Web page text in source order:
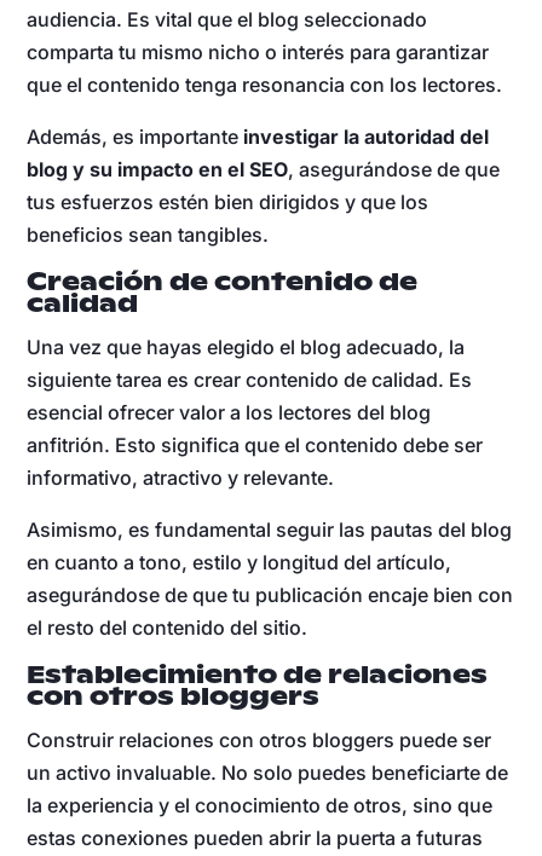
audiencia. Es vital que el blog seleccionado
comparta tu mismo nicho o interés para garantizar
que el contenido tenga resonancia con los lectores.
Además, es importante investigar la autoridad del
blog y su impacto en el SEO, asegurándose de que
tus esfuerzos estén bien dirigidos y que los
beneficios sean tangibles.
Creación de contenido de
calidad
Una vez que hayas elegido el blog adecuado, la
siguiente tarea es crear contenido de calidad. Es
esencial ofrecer valor a los lectores del blog
anfitrión. Esto significa que el contenido debe ser
informativo, atractivo y relevante.
Asimismo, es fundamental seguir las pautas del blog
en cuanto a tono, estilo y longitud del artículo,
asegurándose de que tu publicación encaje bien con
el resto del contenido del sitio.
Establecimiento de relaciones
con otros bloggers
Construir relaciones con otros bloggers puede ser
un activo invaluable. No solo puedes beneficiarte de
la experiencia y el conocimiento de otros, sino que
estas conexiones pueden abrir la puerta a futuras